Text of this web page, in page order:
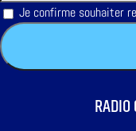
Je confirme souhaiter